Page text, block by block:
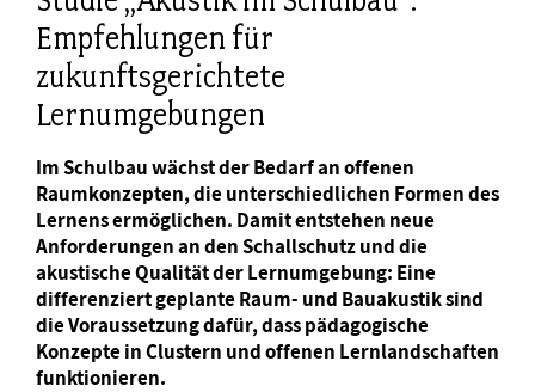
Empfehlungen für
zukunftsgerichtete
Lernumgebungen
Im Schulbau wächst der Bedarf an offenen
Raumkonzepten, die unterschiedlichen Formen des
Lernens ermöglichen. Damit entstehen neue
Anforderungen an den Schallschutz und die
akustische Qualität der Lernumgebung: Eine
differenziert geplante Raum- und Bauakustik sind
die Voraussetzung dafür, dass pädagogische
Konzepte in Clustern und offenen Lernlandschaften
funktionieren.